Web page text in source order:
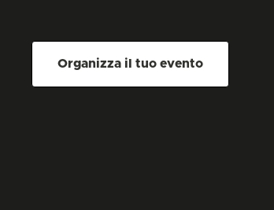
Organizza il tuo evento